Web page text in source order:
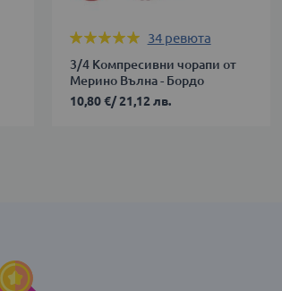
Оценка:
34 ревюта
3/4 Компресивни чорапи от
Мерино Вълна - Бордо
10,80 €/21,12 лв.